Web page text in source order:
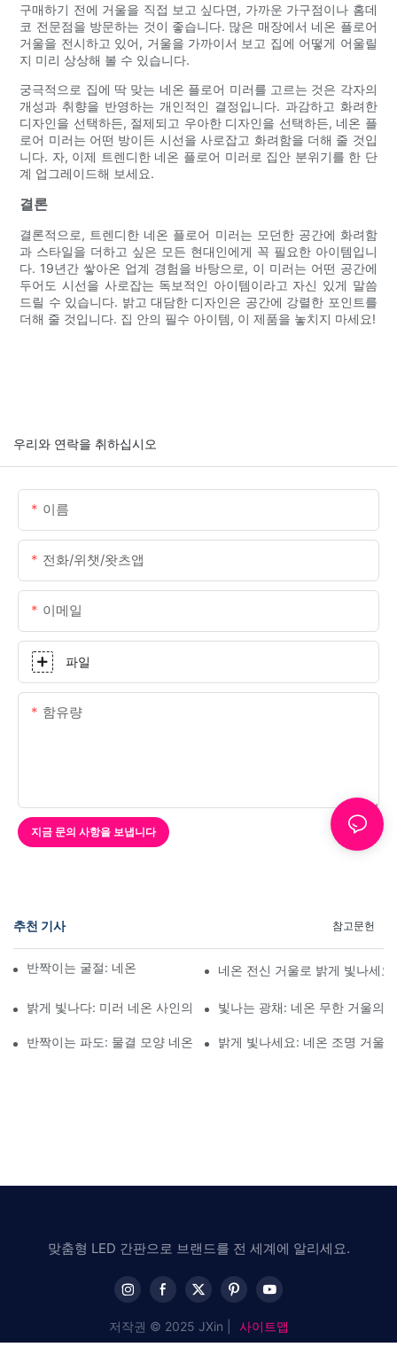
구매하기 전에 거울을 직접 보고 싶다면, 가까운 가구점이나 홈데
코 전문점을 방문하는 것이 좋습니다. 많은 매장에서 네온 플로어
거울을 전시하고 있어, 거울을 가까이서 보고 집에 어떻게 어울릴
지 미리 상상해 볼 수 있습니다.
궁극적으로 집에 딱 맞는 네온 플로어 미러를 고르는 것은 각자의
개성과 취향을 반영하는 개인적인 결정입니다. 과감하고 화려한
디자인을 선택하든, 절제되고 우아한 디자인을 선택하든, 네온 플
로어 미러는 어떤 방이든 시선을 사로잡고 화려함을 더해 줄 것입
니다. 자, 이제 트렌디한 네온 플로어 미러로 집안 분위기를 한 단
계 업그레이드해 보세요.
결론
결론적으로, 트렌디한 네온 플로어 미러는 모던한 공간에 화려함
과 스타일을 더하고 싶은 모든 현대인에게 꼭 필요한 아이템입니
다. 19년간 쌓아온 업계 경험을 바탕으로, 이 미러는 어떤 공간에
두어도 시선을 사로잡는 독보적인 아이템이라고 자신 있게 말씀
드릴 수 있습니다. 밝고 대담한 디자인은 공간에 강렬한 포인트를
더해 줄 것입니다. 집 안의 필수 아이템, 이 제품을 놓치지 마세요!
우리와 연락을 취하십시오
이름
전화/위챗/왓츠앱
이메일
파일
함유량
지금 문의 사항을 보냅니다
추천 기사 참고문헌
반짝이는 굴절: 네온 물결 모양 거울의 매력네온 전신 거울로 밝게 빛나세요
밝게 빛나다: 미러 네온 사인의 매력빛나는 광채: 네온 무한 거울의
반짝이는 파도: 물결 모양 네온 거울의 매력밝게 빛나세요: 네온 조명 거울
맞춤형 LED 간판으로 브랜드를 전 세계에 알리세요.
저작권 © 2025 JXin | 사이트맵